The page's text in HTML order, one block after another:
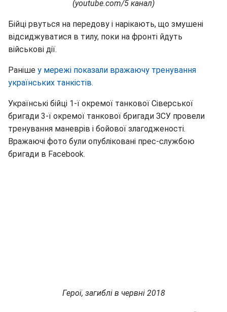
(youtube.com/5 канал)
Бійці рвуться на передову і нарікають, що змушені
відсиджуватися в тилу, поки на фронті йдуть
військові дії.
Раніше у мережі показали вражаючу тренування
українських танкістів.
Українські бійці 1-ї окремої танкової Сіверської
бригади 3-ї окремої танкової бригади ЗСУ провели
тренування маневрів і бойової злагодженості.
Вражаючі фото були опубліковані прес-службою
бригади в Facebook.
Герої, загиблі в червні 2018